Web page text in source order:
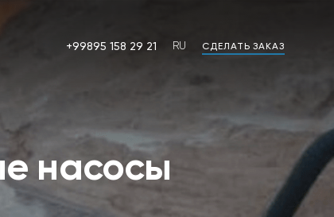
+99895 158 29 21 RU СДЕЛАТЬ ЗАКАЗ
насосы